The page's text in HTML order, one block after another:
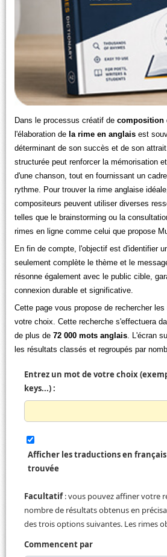
Dans le processus créatif decomposition
l'élaboration de la rime en anglais est
déterminant de son succès et de son
structurée peut renforcer la mémorisation
d'une chanson, tout en fournissant un
rythme. Pour trouver la rime anglaise
compositeurs peuvent utiliser diverses
telles que le brainstorming ou la
rimes en ligne comme celui que propose
En fin de compte, l'objectif est d'identifier
seulement complète le thème et le
résonne également avec le public cible,
connexion durable et significative.
Cette page vous propose de rechercher
votre choix. Cette recherche s'effectuera
de plus de72 000 mots anglais. L'écran
les résultats classés et regroupés par
Entrez un mot de votre choix
keys...) :
Afficher les traductions en
trouvée
Facultatif: vous pouvez affiner votre
nombre de résultats obtenus en
des trois options suivantes. Les rimes
Commencent par